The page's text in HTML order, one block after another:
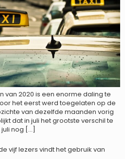
van 2020 is een enorme daling te
het eerst werd toegelaten op de
van dezelfde maanden vorig
dat in juli het grootste verschil te
nog […]
vijf lezers vindt het gebruik van